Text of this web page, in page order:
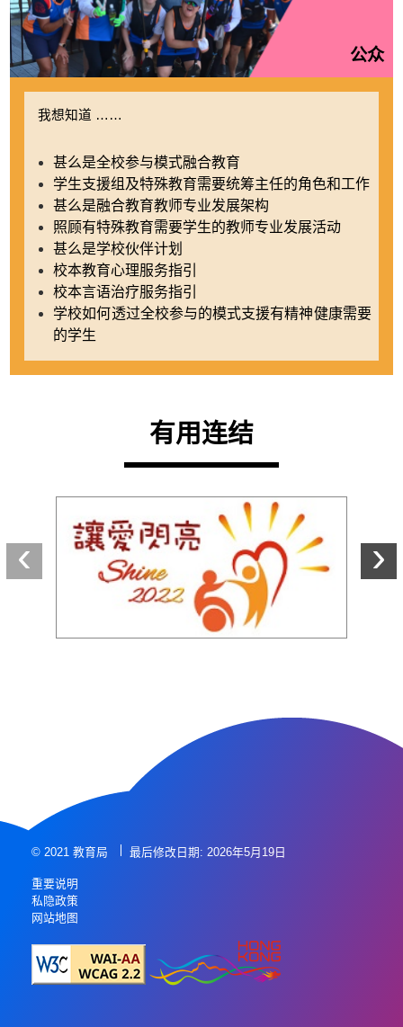
公众
我想知道 ……
甚么是全校参与模式融合教育
学生支援组及特殊教育需要统筹主任的角色和工作
甚么是融合教育教师专业发展架构
照顾有特殊教育需要学生的教师专业发展活动
甚么是学校伙伴计划
校本教育心理服务指引
校本言语治疗服务指引
学校如何透过全校参与的模式支援有精神健康需要
的学生
有用连结
上一个
‹ ›
© 2021 教育局 最后修改日期: 2026年5月19日
重要说明
私隐政策
网站地图